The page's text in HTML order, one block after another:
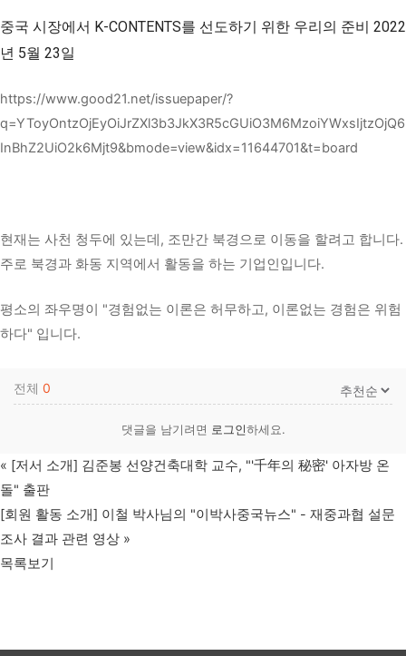
중국 시장에서 K-CONTENTS를 선도하기 위한 우리의 준비 2022
년 5월 23일
https://www.good21.net/issuepaper/?
q=YToyOntzOjEyOiJrZXl3b3JkX3R5cGUiO3M6MzoiYWxsIjtzOjQ6
InBhZ2UiO2k6Mjt9&bmode=view&idx=11644701&t=board
현재는 사천 청두에 있는데, 조만간 북경으로 이동을 할려고 합니다.
주로 북경과 화동 지역에서 활동을 하는 기업인입니다.
평소의 좌우명이 "경험없는 이론은 허무하고, 이론없는 경험은 위험
하다" 입니다.
전체 0
댓글을 남기려면 로그인하세요.
« [저서 소개] 김준봉 선양건축대학 교수, "'千年의 秘密' 아자방 온
돌" 출판
[회원 활동 소개] 이철 박사님의 "이박사중국뉴스" - 재중과협 설문
조사 결과 관련 영상 »
목록보기